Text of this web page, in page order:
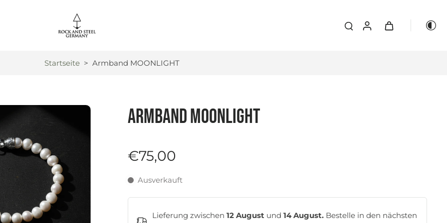
Startseite > Armband MOONLIGHT
Armband MOONLIGHT
€75,00
Ausverkauft
Lieferung zwischen 12 August und 14 August. Bestelle in den nächsten